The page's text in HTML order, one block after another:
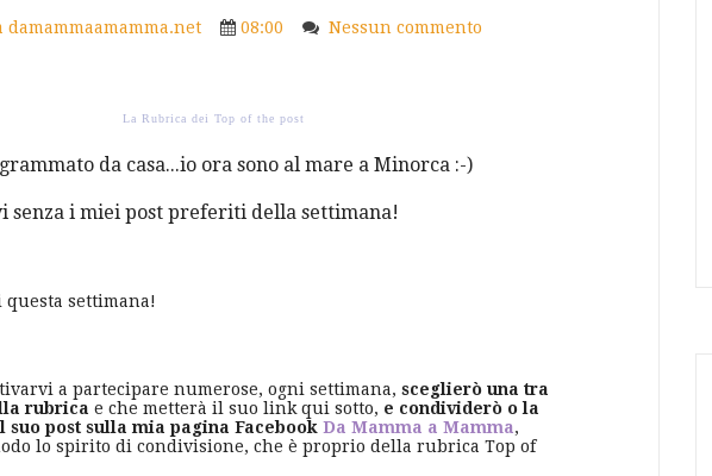
damammaamamma.net 08:00 Nessun commento
La Rubrica dei Top of the post
da casa...io ora sono al mare a Minorca :-)
senza i miei post preferiti della settimana!
questa settimana!
a partecipare numerose, ogni settimana, sceglierò una tra
rubrica e che metterà il suo link qui sotto, e condividerò o la
suo post sulla mia pagina Facebook Da Mamma a Mamma,
lo spirito di condivisione, che è proprio della rubrica Top of